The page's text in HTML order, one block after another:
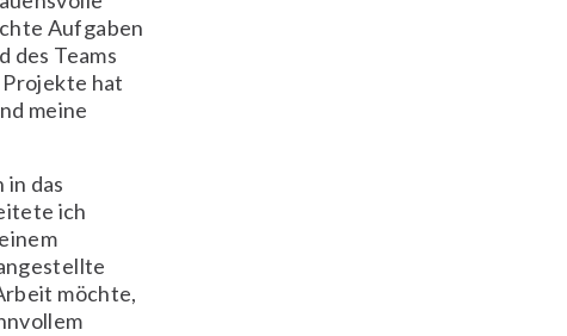
Aufgaben
des Teams
Projekte hat
meine
das
ich
möchte,